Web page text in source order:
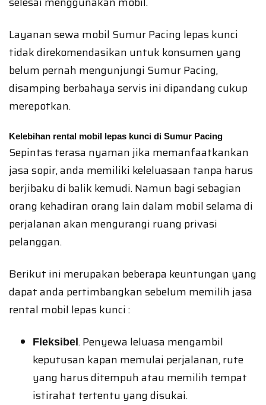
Layanan sewa mobil Sumur Pacing lepas kunci
tidak direkomendasikan untuk konsumen yang
belum pernah mengunjungi Sumur Pacing,
disamping berbahaya servis ini dipandang cukup
merepotkan.
Kelebihan rental mobil lepas kunci di Sumur Pacing
Sepintas terasa nyaman jika memanfaatkankan
jasa sopir, anda memiliki keleluasaan tanpa harus
berjibaku di balik kemudi. Namun bagi sebagian
orang kehadiran orang lain dalam mobil selama di
perjalanan akan mengurangi ruang privasi
pelanggan.
Berikut ini merupakan beberapa keuntungan yang
dapat anda pertimbangkan sebelum memilih jasa
rental mobil lepas kunci :
Fleksibel . Penyewa leluasa mengambil
keputusan kapan memulai perjalanan, rute
yang harus ditempuh atau memilih tempat
istirahat tertentu yang disukai.